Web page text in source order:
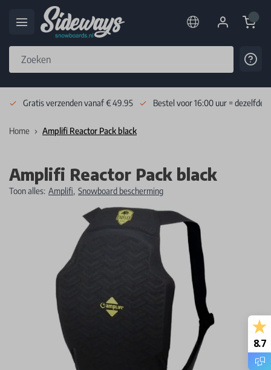
Cart
Gratis verzenden vanaf € 49.95 Bestel voor 16:00 uur = dezelfde
Home Amplifi Reactor Pack black
Amplifi Reactor Pack black
Toon alles: Amplifi, Snowboard bescherming
8.7